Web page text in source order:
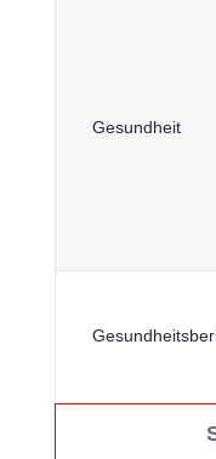
Gesundheit